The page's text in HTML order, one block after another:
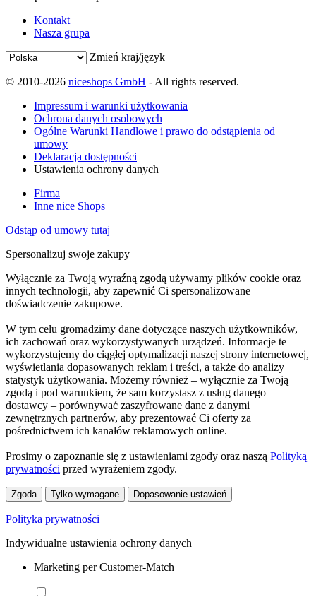
Kontakt
Nasza grupa
Zmień kraj/język
© 2010-2026 niceshops GmbH - All rights reserved.
Impressum i warunki użytkowania
Ochrona danych osobowych
Ogólne Warunki Handlowe i prawo do odstąpienia od
umowy
Deklaracja dostępności
Ustawienia ochrony danych
Firma
Inne nice Shops
Odstąp od umowy tutaj
Spersonalizuj swoje zakupy
Wyłącznie za Twoją wyraźną zgodą używamy plików cookie oraz
innych technologii, aby zapewnić Ci spersonalizowane
doświadczenie zakupowe.
W tym celu gromadzimy dane dotyczące naszych użytkowników,
ich zachowań oraz wykorzystywanych urządzeń. Informacje te
wykorzystujemy do ciągłej optymalizacji naszej strony internetowej,
wyświetlania dopasowanych reklam i treści, a także do analizy
statystyk użytkowania. Możemy również – wyłącznie za Twoją
zgodą i pod warunkiem, że sam korzystasz z usług danego
dostawcy – porównywać zaszyfrowane dane z danymi
zewnętrznych partnerów, aby prezentować Ci oferty za
pośrednictwem ich kanałów reklamowych online.
Prosimy o zapoznanie się z ustawieniami zgody oraz naszą Polityką
prywatności przed wyrażeniem zgody.
Zgoda Tylko wymagane Dopasowanie ustawień
Polityka prywatności
Indywidualne ustawienia ochrony danych
Marketing per Customer-Match